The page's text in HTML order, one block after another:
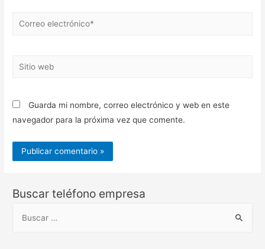
Correo
Sitio
Guarda mi nombre, correo electrónico y web en este
navegador para la próxima vez que comente.
Buscar teléfono empresa